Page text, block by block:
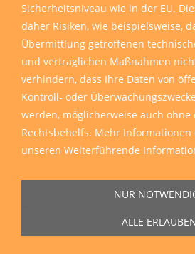
Sicherheitsniveau wie in der EU.
daher Risiken, wie beispielsweise,
Übermittlung getroffenen
und vertraglichen Maßnahmen
verhindern, dass Ihre Daten von
Kontroll- oder
werden, möglicherweise auch
Rechtsbehelfs. Mehr Informationen
unseren Weiterführende
NUR
ALLE